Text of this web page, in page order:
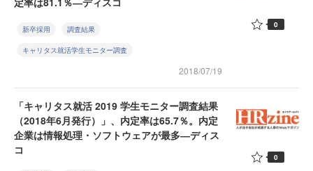
新卒採用 調査結果
キャリタス就活学生モニター調査
2018/07/19
0
「キャリタス就活 2019 学生モニター調査結果
（2018年6月発行）」、内定率は65.7％。内定
企業は情報処理・ソフトウェアが最多―ディス
コ
0